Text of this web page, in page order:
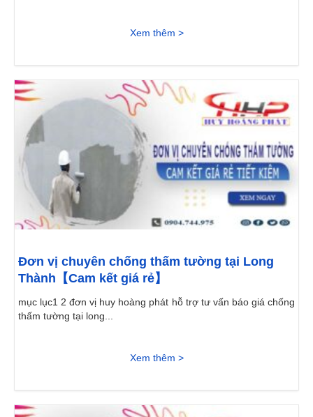
Xem thêm >
Đơn vị chuyên chống thấm tường tại Long
Thành【Cam kết giá rẻ】
mục lục1 2 đơn vị huy hoàng phát hỗ trợ tư vấn báo giá chống
thấm tường tại long...
Xem thêm >